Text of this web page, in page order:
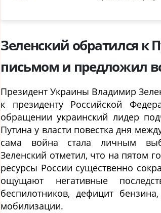
Зеленский обратился к
письмом и предложил
Президент Украины Владимир
к президенту Российской
обращении украинский лидер
Путина у власти повестка дня
сама война стала личным
Зеленский отметил, что на пятом
ресурсы России существенно
ощущают негативные
беспилотников, дефицит
мобилизации.